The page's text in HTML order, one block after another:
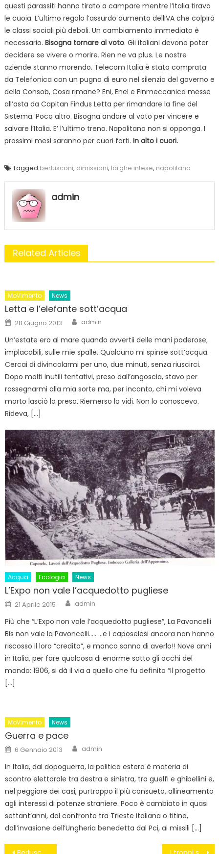
questi parassiti hanno tirato a campare mentre l’Italia tirava
le cuoia. L’ultimo regalo l’assurdo aumento dellIVA che colpirà
le classi sociali più deboli. Un cambiamento immediato è
necessario. Bisogna tornare al voto. Gli italiani devono poter
decidere se vivere o morire. Rien ne va plus. Le nostre
aziende stanno morendo. Telecom Italia è stata comprata
da Telefonica con un pugno di euro nel silenzio del governo e
della Consob, Cosa rimane? Eni, Enel e Finmeccanica messe
all’asta da Capitan Findus Letta per rimandare la fine del
Sistema. Poco altro. Bisogna andare al voto per vincere e
salvare l’Italia. E’ l’ultimo treno. Napolitano non si opponga. I
prossimi mesi saranno per cuori forti. In alto i cuori.
Tagged berlusconi, dimissioni, larghe intese, napolitano
admin
Related Articles
MoVimento News
Letta e l’elefante sott’acqua
Posted
on
28 Giugno 2013 Author
admin
Un’estate ero al mare quando avvertii delle mani poderose,
implacabili, sulle mie spalle. Qualcuno mi spinse sott’acqua.
Cercai di divincolarmi per uno, due minuti, senza riuscirci.
Dopo molti inutili tentativi, preso dall’angoscia, stavo per
rassegnarmi alla mia sorte ma, per incanto, chi mi voleva
morto lasciò la presa. Riemerso lo vidi. Non lo conoscevo.
Rideva, […]
Acqua Ecologia News
L’Expo non vale l’acquedotto pugliese
Posted
on
21 Aprile 2015 Author
admin
Più che “L’Expo non vale l’acquedotto pugliese”, La Pavoncelli
Bis non vale la Pavoncelli….. …e i caposelesi ancora non hanno
riscosso il loro “credito”, e manco sanno di averlo!! Nove anni
in Italia, per fare qualcosa di enorme sotto gli occhi del
mondo: 1906, si dà il via a quello che fu definito “Il progetto
[…]
MoVimento News
Guerra e pace
Posted
on
6 Gennaio 2013 Author
admin
In Italia, dal dopoguerra, la politica estera è materia di
scontro elettorale tra destra e sinistra, tra guelfi e ghibellini e,
nel peggiore dei casi, purtroppo il più consueto, allineamento
agli interessi di potenze straniere. Poco è cambiato in quasi
settant’anni, dal confronto tra Trieste italiana o titina,
dall’invasione dell’Ungheria benedetta dal Pci, ai missili […]